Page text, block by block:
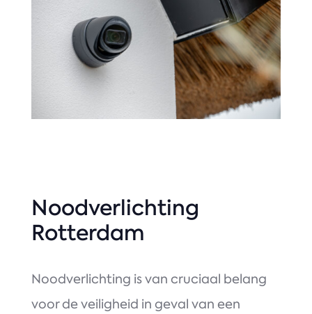
Noodverlichting
Rotterdam
Noodverlichting is van cruciaal belang
voor de veiligheid in geval van een